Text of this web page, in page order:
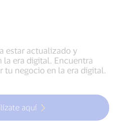
estar actualizado y
la era digital. Encuentra
tu negocio en la era digital.
aquí